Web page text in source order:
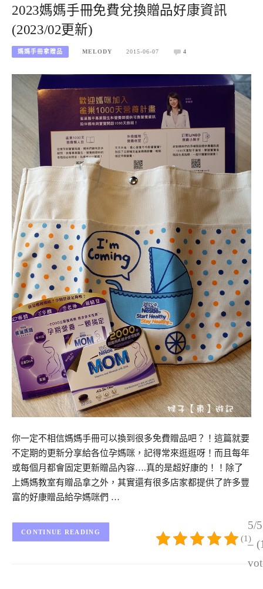
2023媽媽手冊免費兌換贈品好康資訊
(2023/02更新)
媽媽手冊拿贈品 MELODY 2015-06-07 4
你一定不相信媽媽手冊可以換到很多免費贈品吧？！這篇就要
不定期的更新分享給各位孕媽咪，記得常來逛逛呀！而且每年
或每個月都會固定更新贈品內容….真的是超好康的！！除了
上媽媽教室有贈品拿之外，其實還有很多店家都提供了許多豐
富的好康贈品給孕媽咪們 …
5/5
–
(1)
CONTINUE READING